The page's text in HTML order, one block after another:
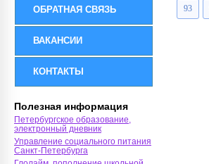
ОБРАТНАЯ СВЯЗЬ
ВАКАНСИИ
КОНТАКТЫ
Полезная информация
Петербургское образование,
электронный дневник
Управление социального питания
Санкт-Петербурга
93